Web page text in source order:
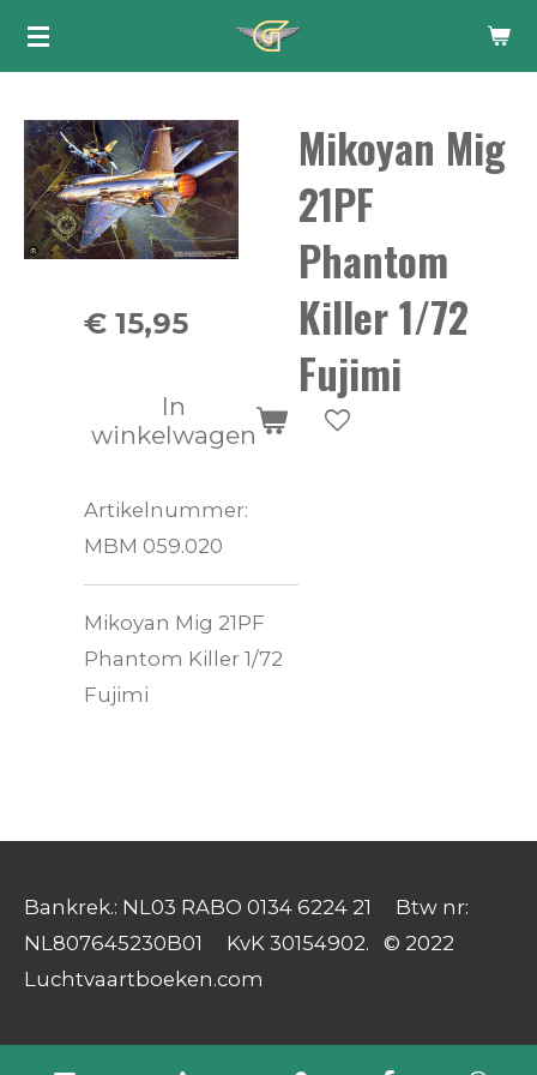
Ga
de
hoofdinhoud
Mikoyan Mig
21PF
Phantom
Killer 1/72
Fujimi
€ 15,95
In
winkelwagen
Artikelnummer:
MBM 059.020
Mikoyan Mig 21PF
Phantom Killer 1/72
Fujimi
Bankrek.: NL03 RABO 0134 6224 21 Btw nr:
NL807645230B01 KvK 30154902. © 2022
Luchtvaartboeken.com